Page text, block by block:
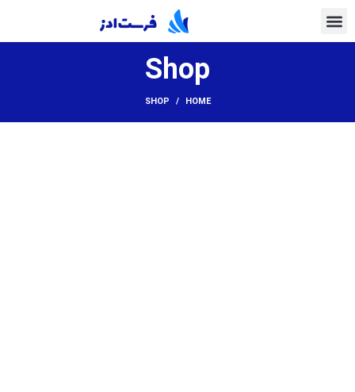
Shop
HOME
SHOP